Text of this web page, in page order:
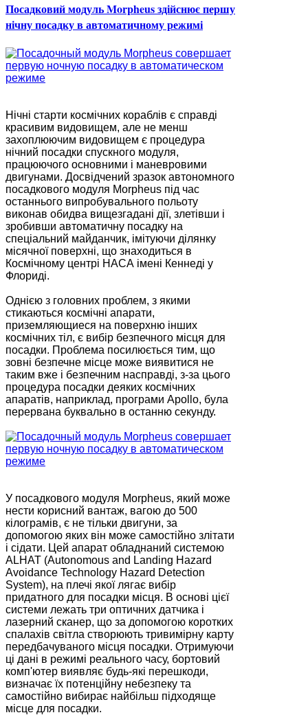
Посадковий модуль Morpheus здійснює першу
нічну посадку в автоматичному режимі
Нічні старти космічних кораблів є справді
красивим видовищем, але не менш
захоплюючим видовищем є процедура
нічний посадки спускного модуля,
працюючого основними і маневровими
двигунами. Досвідчений зразок автономного
посадкового модуля Morpheus під час
останнього випробувального польоту
виконав обидва вищезгадані дії, злетівши і
зробивши автоматичну посадку на
спеціальний майданчик, імітуючи ділянку
місячної поверхні, що знаходиться в
Космічному центрі НАСА імені Кеннеді у
Флориді.
Однією з головних проблем, з якими
стикаються космічні апарати,
приземляющиеся на поверхню інших
космічних тіл, є вибір безпечного місця для
посадки. Проблема посилюється тим, що
зовні безпечне місце може виявитися не
таким вже і безпечним насправді, з-за цього
процедура посадки деяких космічних
апаратів, наприклад, програми Apollo, була
перервана буквально в останню секунду.
У посадкового модуля Morpheus, який може
нести корисний вантаж, вагою до 500
кілограмів, є не тільки двигуни, за
допомогою яких він може самостійно злітати
і сідати. Цей апарат обладнаний системою
ALHAT (Autonomous and Landing Hazard
Avoidance Technology Hazard Detection
System), на плечі якої лягає вибір
придатного для посадки місця. В основі цієї
системи лежать три оптичних датчика і
лазерний сканер, що за допомогою коротких
спалахів світла створюють тривимірну карту
передбачуваного місця посадки. Отримуючи
ці дані в режимі реального часу, бортовий
комп'ютер виявляє будь-які перешкоди,
визначає їх потенційну небезпеку та
самостійно вибирає найбільш підходяще
місце для посадки.